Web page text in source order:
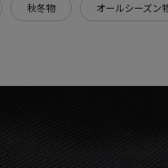
秋冬物 オールシーズン